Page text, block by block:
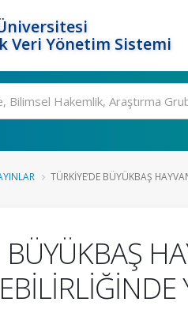
Veri Yönetim Sistemi
TÜRKİYE’DE BÜYÜKBAŞ
BÜYÜKBAŞ